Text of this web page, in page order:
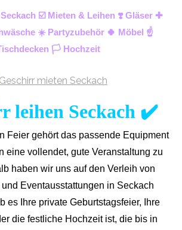
☑️ Mieten & Leihen ❣️ Gläser ✚
☀️ Partyzubehör 🍀 Möbel ☝️
🏳️ Hochzeit
leihen Seckach ✔️
Feier gehört das passende Equipment
eine vollendet, gute Veranstaltung zu
haben wir uns auf den Verleih von
Eventausstattungen in Seckach
es Ihre private Geburtstagsfeier, Ihre
die festliche Hochzeit ist, die bis in